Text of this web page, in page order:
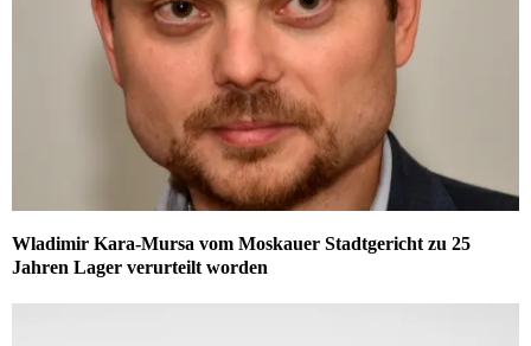
Wladimir Kara-Mursa vom Moskauer Stadtgericht zu 25
Jahren Lager verurteilt worden